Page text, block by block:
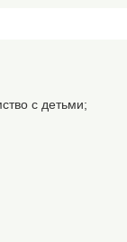
с детьми;